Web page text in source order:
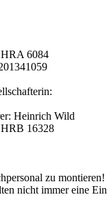
HRA 6084
Heinrich Wild
HRB 16328
zu montieren!
nicht immer eine